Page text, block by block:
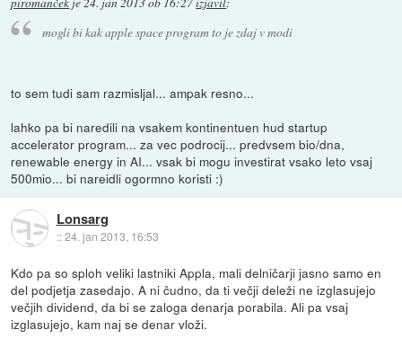
mogli bi kak apple space program to je zdaj v modi
to sem tudi sam razmisljal... ampak resno...
lahko pa bi naredili na vsakem kontinentuen hud startup
accelerator program... za vec podrocij... predvsem bio/dna,
renewable energy in AI... vsak bi mogu investirat vsako leto vsaj
500mio... bi nareidli ogormno koristi :)
Lonsarg
::24. jan 2013, 16:53
Kdo pa so sploh veliki lastniki Appla, mali delničarji jasno samo en
del podjetja zasedajo. A ni čudno, da ti večji deleži ne izglasujejo
večjih dividend, da bi se zaloga denarja porabila. Ali pa vsaj
izglasujejo, kam naj se denar vloži.